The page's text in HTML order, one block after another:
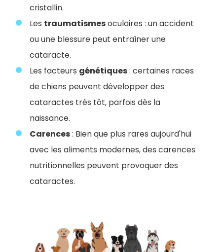
cristallin.
Les traumatismesoculaires : un accident
ou une blessure peut entraîner une
cataracte.
Les facteurs génétiques: certaines races
de chiens peuvent développer des
cataractes très tôt, parfois dès la
naissance.
Carences: Bien que plus rares aujourd'hui
avec les aliments modernes, des carences
nutritionnelles peuvent provoquer des
cataractes.